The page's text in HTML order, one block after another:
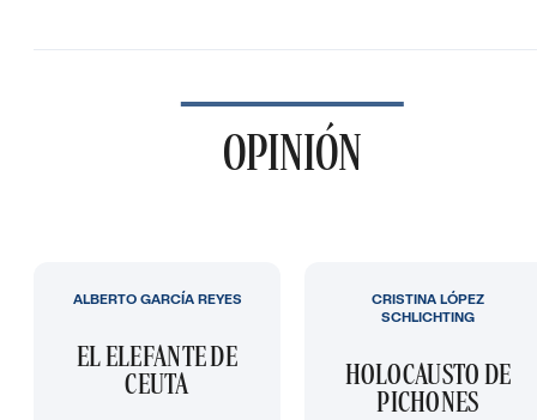
OPINIÓN
EL ELEFANTE DE
CEUTA
ALBERTO GARCÍA REYES
HOLOCAUSTO DE
PICHONES
CRISTINA LÓPEZ
SCHLICHTING